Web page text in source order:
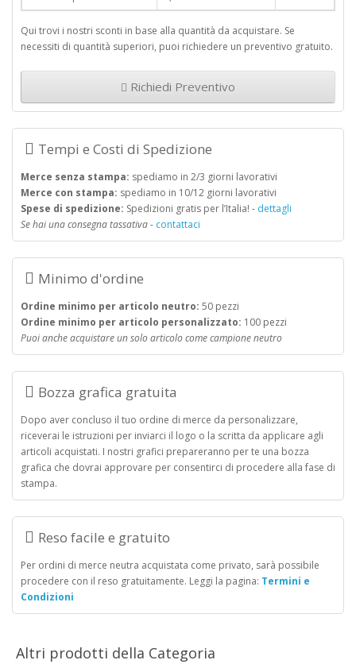
Qui trovi i nostri sconti in base alla quantità da acquistare. Se
necessiti di quantità superiori, puoi richiedere un preventivo gratuito.
Richiedi Preventivo
Tempi e Costi di Spedizione
Merce senza stampa: spediamo in 2/3 giorni lavorativi
Merce con stampa: spediamo in 10/12 giorni lavorativi
Spese di spedizione: Spedizioni gratis per l’Italia! - dettagli
Se hai una consegna tassativa- contattaci
Minimo d'ordine
Ordine minimo per articolo neutro: 50 pezzi
Ordine minimo per articolo personalizzato: 100 pezzi
Puoi anche acquistare un solo articolo come campione neutro
Bozza grafica gratuita
Dopo aver concluso il tuo ordine di merce da personalizzare,
riceverai le istruzioni per inviarci il logo o la scritta da applicare agli
articoli acquistati. I nostri grafici prepareranno per te una bozza
grafica che dovrai approvare per consentirci di procedere alla fase di
stampa.
Reso facile e gratuito
Per ordini di merce neutra acquistata come privato, sarà possibile
procedere con il reso gratuitamente. Leggi la pagina: Termini e
Condizioni
Altri prodotti della Categoria